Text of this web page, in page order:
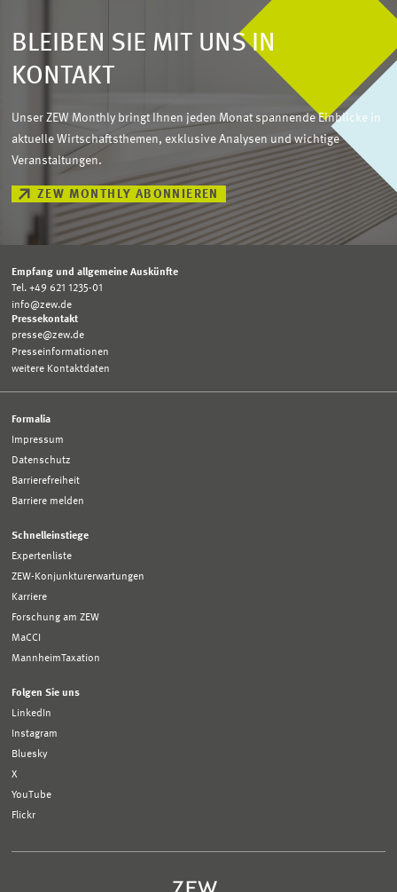
BLEIBEN SIE MIT UNS IN
KONTAKT
Unser ZEW Monthly bringt Ihnen jeden Monat spannende Einblicke in
aktuelle Wirtschaftsthemen, exklusive Analysen und wichtige
Veranstaltungen.
ZEW MONTHLY ABONNIEREN
Empfang und allgemeine Auskünfte
Tel. +49 621 1235-01
info@zew.de
Pressekontakt
presse@zew.de
Presseinformationen
weitere Kontaktdaten
Formalia
Impressum
Datenschutz
Barrierefreiheit
Barriere melden
Schnelleinstiege
Expertenliste
ZEW-Konjunkturerwartungen
Karriere
Forschung am ZEW
MaCCI
MannheimTaxation
Folgen Sie uns
LinkedIn
Instagram
Bluesky
X
YouTube
Flickr